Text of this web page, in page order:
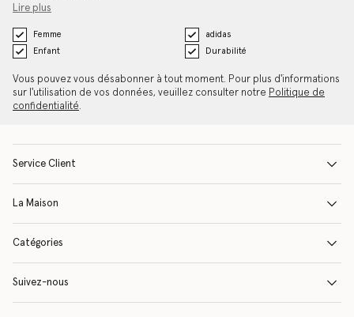
Lire plus
Femme
adidas
Enfant
Durabilité
Vous pouvez vous désabonner à tout moment. Pour plus d'informations
sur l'utilisation de vos données, veuillez consulter notre Politique de
confidentialité.
Service Client
La Maison
Catégories
Suivez-nous